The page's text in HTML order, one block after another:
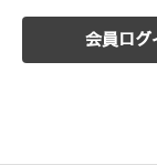
会員ログ